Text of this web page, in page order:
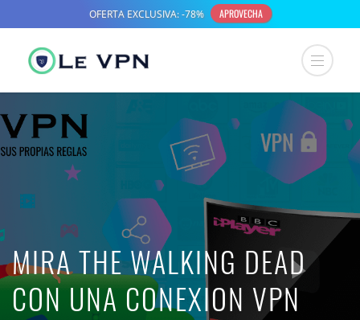
MIRA THE WALKING DEAD
CON UNA CONEXION VPN